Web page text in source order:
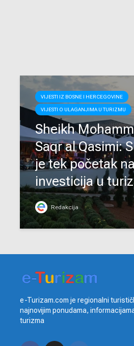
VIJESTI IZ BOSNE I HERCEGOVINE
VIJESTI O ULAGANJIMA U TURIZMU
Sheikh
Saqr al Qasimi:
je tek početak
investicija u
Redakcija
e-Turizam.com je regionalni
najnovijim ponudama,
turizma